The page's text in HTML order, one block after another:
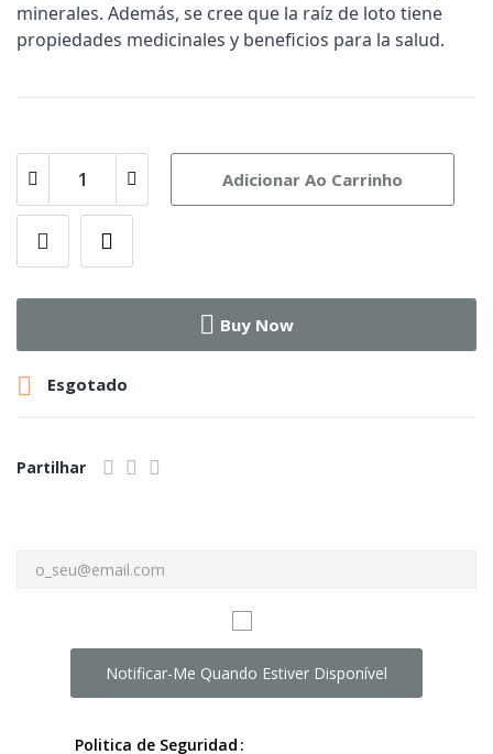
minerales. Además, se cree que la raíz de loto tiene
propiedades medicinales y beneficios para la salud.
Adicionar Ao Carrinho
Buy Now
 Esgotado
Partilhar
Notificar-Me Quando Estiver Disponível
Politica de Seguridad